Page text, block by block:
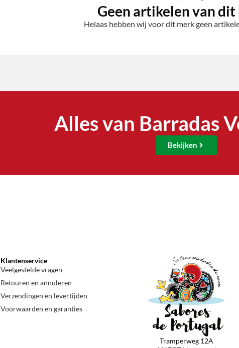
Geen artikelen van dit
Helaas hebben wij voor dit merk geen
Alles van Barradas
Bekijken
Klantenservice
Veelgestelde vragen
Retouren en annuleren
Verzendingen en levertijden
Voorwaarden en garanties
Tramperweg 12A